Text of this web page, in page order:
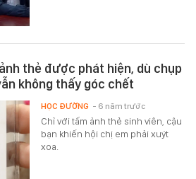
thẻ được phát hiện, dù chụp
không thấy góc chết
Chỉ với tấm ảnh thẻ sinh viên, cậu
bạn khiến hội chị em phải xuýt
xoa.
HỌC ĐƯỜNG - 6 năm trước